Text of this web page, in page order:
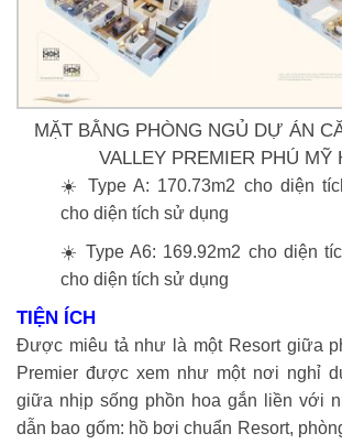
MẶT BẰNG PHÒNG NGỦ DỰ ÁN
VALLEY PREMIER PHÚ MỸ
☀️ Type A: 170.73m2 cho diện
cho diện tích sử dụng
☀️ Type A6: 169.92m2 cho diện
cho diện tích sử dụng
TIỆN ÍCH
Được miêu tả như là một Resort giữa
Premier được xem như một nơi nghỉ
giữa nhịp sống phồn hoa gắn liền với
dẫn bao gốm: hồ bơi chuẩn Resort,